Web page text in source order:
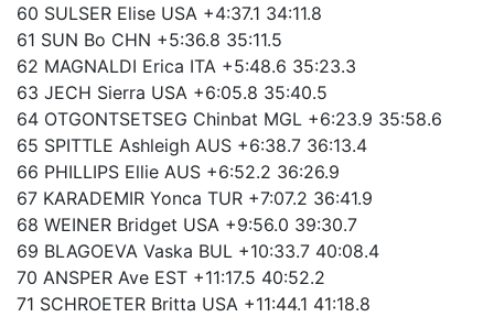
60 SULSER Elise USA +4:37.1 34:11.8
61 SUN Bo CHN +5:36.8 35:11.5
62 MAGNALDI Erica ITA +5:48.6 35:23.3
63 JECH Sierra USA +6:05.8 35:40.5
64 OTGONTSETSEG Chinbat MGL +6:23.9 35:58.6
65 SPITTLE Ashleigh AUS +6:38.7 36:13.4
66 PHILLIPS Ellie AUS +6:52.2 36:26.9
67 KARADEMIR Yonca TUR +7:07.2 36:41.9
68 WEINER Bridget USA +9:56.0 39:30.7
69 BLAGOEVA Vaska BUL +10:33.7 40:08.4
70 ANSPER Ave EST +11:17.5 40:52.2
71 SCHROETER Britta USA +11:44.1 41:18.8